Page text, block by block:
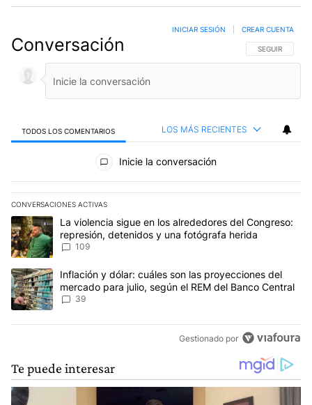
Conversación SIGA ESTA
SEGUIR
INICIAR SESIÓN CREAR CUENTA
TODOS LOS COMENTARIOS LOS MÁS RECIENTES
Todos los comentarios
Inicie la conversación
CONVERSACIONES ACTIVAS
Este listado muestra los artículos con más comentarios en los
Un artículo de tendencia con el título "La violencia sigue en los
La violencia sigue en los alrededores del Congreso:
represión, detenidos y una fotógrafa herida
109
Un artículo de tendencia con el título "Inflación y dólar: cuáles
Inflación y dólar: cuáles son las proyecciones del
mercado para julio, según el REM del Banco Central
39
Gestionado por